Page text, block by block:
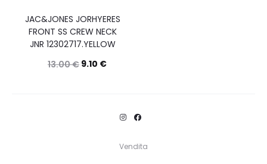
JAC&JONES JORHYERES
FRONT SS CREW NECK
JNR 12302717.YELLOW
13.00€ 9.10 €
Vendita